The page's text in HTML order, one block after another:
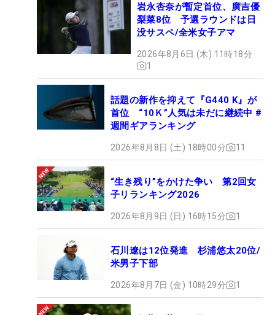
岩永杏奈が暫定首位、廣吉優
梨菜8位 予選ラウンドは日
没サスペ/全米女子アマ
2026年8月6日 (木) 11時18分
1
話題の新作を抑えて『G440 K』が
首位 “10Ｋ”人気は未だに継続中 #
週間ギアランキング
2026年8月8日 (土) 18時00分 11
“生き残り”をかけた争い 第2回女
子リランキング2026
2026年8月9日 (日) 16時15分 1
石川遼は12位発進 杉浦悠太20位/
米男子下部
2026年8月7日 (金) 10時29分 1